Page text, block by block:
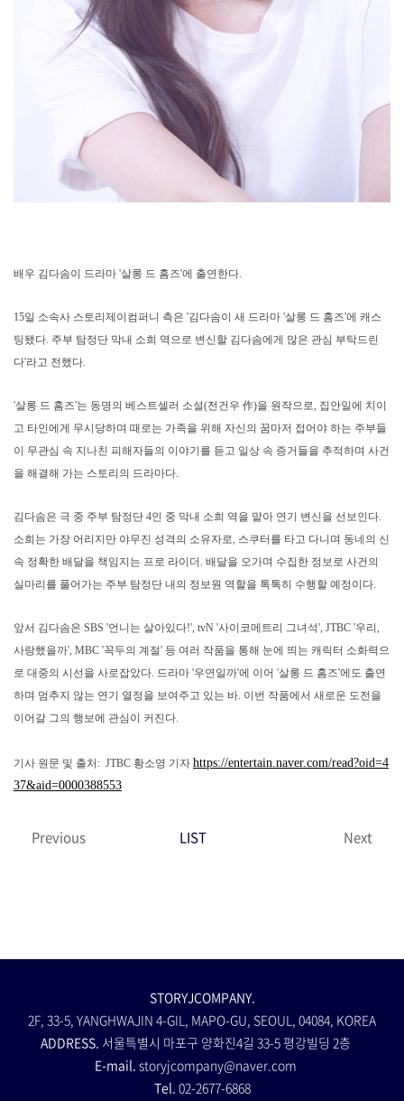
배우 김다솜이 드라마 '살롱 드 홈즈'에 출연한다.
15일 소속사 스토리제이컴퍼니 측은 '김다솜이 새 드라마 '살롱 드 홈즈'에 캐스
팅됐다. 주부 탐정단 막내 소희 역으로 변신할 김다솜에게 많은 관심 부탁드린
다'라고 전했다.
'살롱 드 홈즈'는 동명의 베스트셀러 소설(전건우 作)을 원작으로, 집안일에 치이
고 타인에게 무시당하며 때로는 가족을 위해 자신의 꿈마저 접어야 하는 주부들
이 무관심 속 지나친 피해자들의 이야기를 듣고 일상 속 증거들을 추적하며 사건
을 해결해 가는 스토리의 드라마다.
김다솜은 극 중 주부 탐정단 4인 중 막내 소희 역을 맡아 연기 변신을 선보인다.
소희는 가장 어리지만 야무진 성격의 소유자로, 스쿠터를 타고 다니며 동네의 신
속 정확한 배달을 책임지는 프로 라이더. 배달을 오가며 수집한 정보로 사건의
실마리를 풀어가는 주부 탐정단 내의 정보원 역할을 톡톡히 수행할 예정이다.
앞서 김다솜은 SBS '언니는 살아있다!', tvN '사이코메트리 그녀석', JTBC '우리,
사랑했을까', MBC '꼭두의 계절' 등 여러 작품을 통해 눈에 띄는 캐릭터 소화력으
로 대중의 시선을 사로잡았다. 드라마 '우연일까'에 이어 '살롱 드 홈즈'에도 출연
하며 멈추지 않는 연기 열정을 보여주고 있는 바. 이번 작품에서 새로운 도전을
이어갈 그의 행보에 관심이 커진다.
기사 원문 및 출처: JTBC 황소영 기자 https://entertain.naver.com/read?oid=4
37&aid=0000388553
Previous LIST Next
STORYJCOMPANY.
2F, 33-5, YANGHWAJIN 4-GIL, MAPO-GU, SEOUL, 04084, KOREA
ADDRESS. 서울특별시 마포구 양화진4길 33-5 평강빌딩 2층
E-mail. storyjcompany@naver.com
Tel. 02-2677-6868